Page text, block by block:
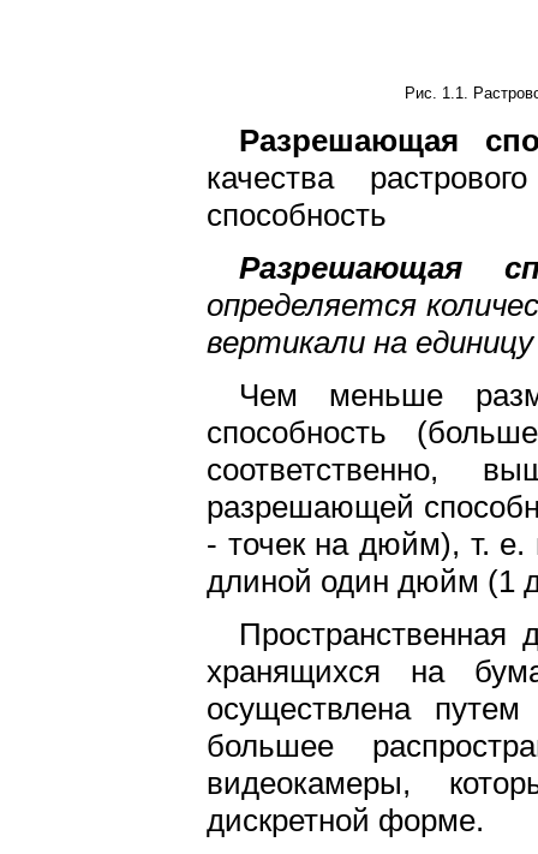
Рис. 1.1.
Разрешающая
качества
способность
Разрешающая
определяется
вертикали на
Чем меньше
способность
соответственно,
разрешающей
- точек на дюйм), т. е.
длиной один дюйм (1
Пространственная
хранящихся на
осуществлена
большее
видеокамеры,
дискретной форме.